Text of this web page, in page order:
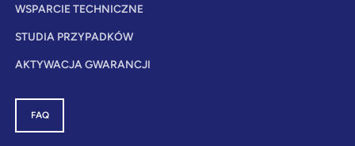
WSPARCIE TECHNICZNE
STUDIA PRZYPADKÓW
AKTYWACJA GWARANCJI
FAQ